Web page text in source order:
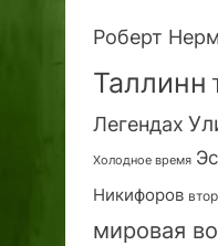
Роберт
Таллинн
Легендах
Холодное время
Никифоров
мировая